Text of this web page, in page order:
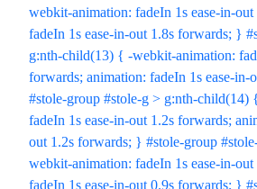
webkit-animation: fadeIn 1s ease-in-
fadeIn 1s ease-in-out 1.8s forwards; }
g:nth-child(13) { -webkit-animation:
forwards; animation: fadeIn 1s ease-in-
#stole-group #stole-g > g:nth-child(14)
fadeIn 1s ease-in-out 1.2s forwards;
out 1.2s forwards; } #stole-group
webkit-animation: fadeIn 1s ease-in-
fadeIn 1s ease-in-out 0.9s forwards; }